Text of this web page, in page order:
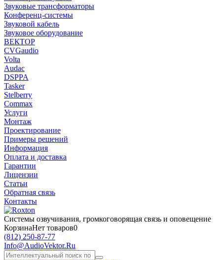
Звуковые трансформаторы
Конференц-системы
Звуковой кабель
Звуковое оборудование
ВЕКТОР
CVGaudio
Volta
Audac
DSPPA
Tasker
Stelberry
Commax
Услуги
Монтаж
Проектирование
Примеры решений
Информация
Оплата и доставка
Гарантии
Лицензии
Статьи
Обратная связь
Контакты
Системы озвучивания, громкоговорящая связь и оповещение
КорзинаНет товаров0
(812) 250-87-77
Info@AudioVektor.Ru